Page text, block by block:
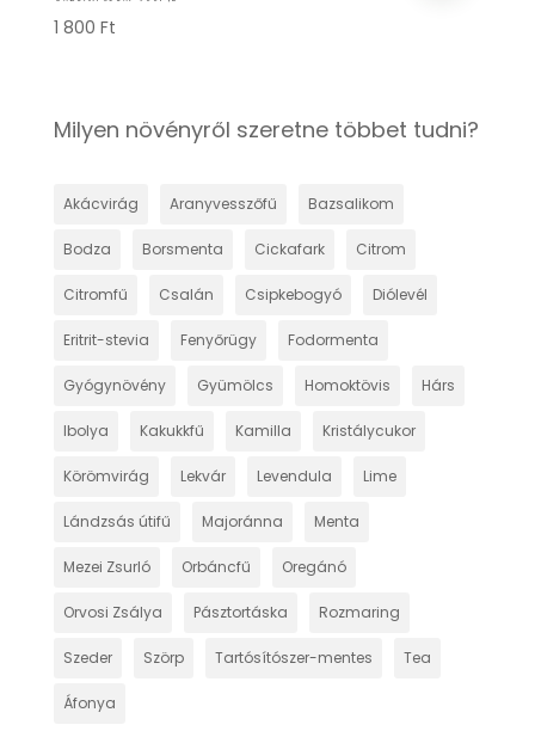
1 800 Ft
Milyen növényről szeretne többet tudni?
Akácvirág Aranyvesszőfű Bazsalikom
Bodza Borsmenta Cickafark Citrom
Citromfű Csalán Csipkebogyó Diólevél
Eritrit-stevia Fenyőrügy Fodormenta
Gyógynövény Gyümölcs Homoktövis Hárs
Ibolya Kakukkfű Kamilla Kristálycukor
Körömvirág Lekvár Levendula Lime
Lándzsás útifű Majoránna Menta
Mezei Zsurló Orbáncfű Oregánó
Orvosi Zsálya Pásztortáska Rozmaring
Szeder Szörp Tartósítószer-mentes Tea
Áfonya